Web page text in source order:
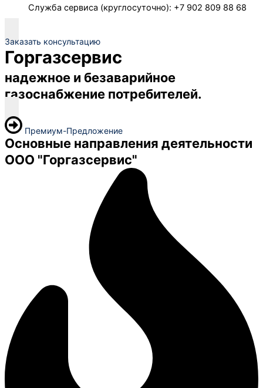
Служба сервиса (круглосуточно): +7 902 809 88 68
Заказать консультацию
Горгазсервис
надежное и безаварийное
газоснабжение потребителей.
Премиум-Предложение
Основные направления деятельности
ООО "Горгазсервис"